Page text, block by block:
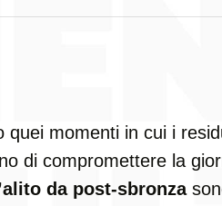
quei momenti in cui i
di compromettere la
da post-sbronza